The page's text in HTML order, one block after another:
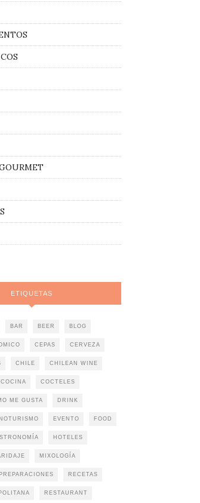
ETIQUETAS
BAR BEER BLOG
CEPAS CERVEZA
CHILE CHILEAN WINE
COCINA COCTELES
ME GUSTA DRINK
EVENTO FOOD
HOTELES
MIXOLOGÍA
PREPARACIONES RECETAS
RESTAURANT